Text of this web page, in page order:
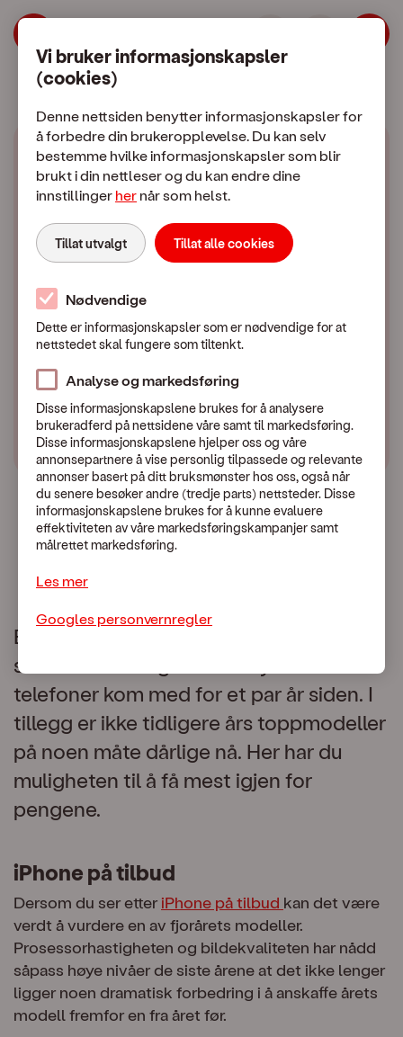
Hopp til meny
Hopp til hovedinnholdBillige mobiltelefoner gir mest for
Mobilabonnement
Billige mobiler gir
mest for pengene
OneCall - 17. oktober 2024
Billige mobiler inneholder ofte den
samme teknologien som dyrere
telefoner kom med for et par år siden. I
tillegg er ikke tidligere års toppmodeller
på noen måte dårlige nå. Her har du
muligheten til å få mest igjen for
pengene.
iPhone på tilbud
Dersom du ser etter iPhone på tilbud kan det være
verdt å vurdere en av fjorårets modeller.
Prosessorhastigheten og bildekvaliteten har nådd
såpass høye nivåer de siste årene at det ikke lenger
ligger noen dramatisk forbedring i å anskaffe årets
modell fremfor en fra året før.
Vi bruker informasjonskapsler
(cookies)
Denne nettsiden benytter informasjonskapsler for
å forbedre din brukeropplevelse. Du kan selv
bestemme hvilke informasjonskapsler som blir
brukt i din nettleser og du kan endre dine
innstillinger her når som helst.
Tillat utvalgt Tillat alle cookies
Nødvendige
Dette er informasjonskapsler som er nødvendige for at
nettstedet skal fungere som tiltenkt.
Analyse og markedsføring
Disse informasjonskapslene brukes for å analysere
brukeradferd på nettsidene våre samt til markedsføring.
Disse informasjonskapslene hjelper oss og våre
annonsepartnere å vise personlig tilpassede og relevante
annonser basert på ditt bruksmønster hos oss, også når
du senere besøker andre (tredje parts) nettsteder. Disse
informasjonskapslene brukes for å kunne evaluere
effektiviteten av våre markedsføringskampanjer samt
målrettet markedsføring.
Les mer
Googles personvernregler